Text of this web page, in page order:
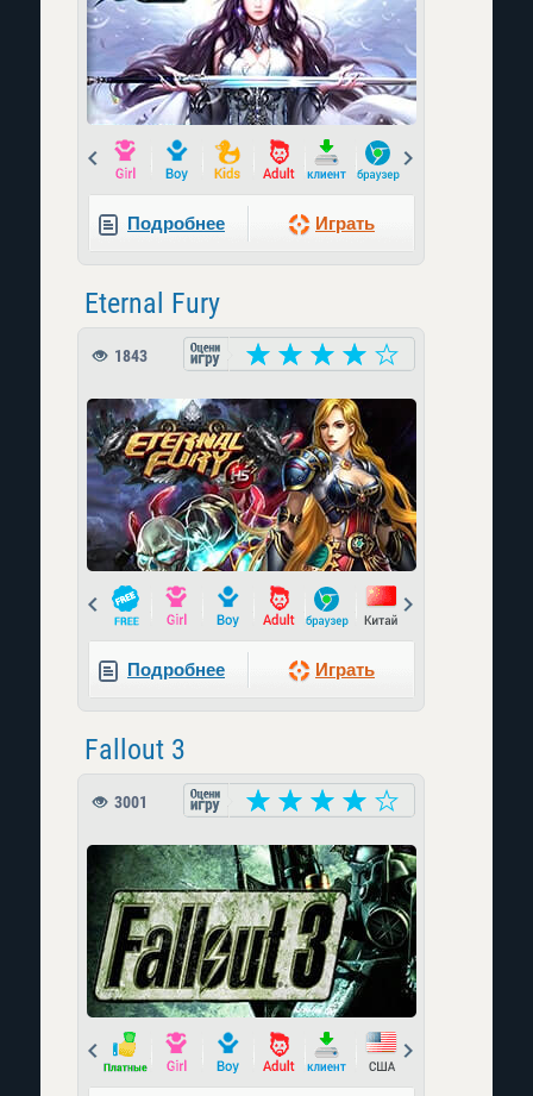
Prev
Подробнее Играть
Eternal Fury
1843
Prev
Подробнее Играть
Fallout 3
3001
Prev